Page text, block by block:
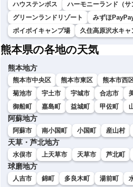
ハウステンボス ハーモニーランド（サ
グリーンランドリゾート
みずほ
ボイボイキャンプ場
久住高原沢水キャ
熊本県の各地の天気
熊本地方
熊本市中央区 熊本市東区 熊本市西
菊池市
宇土市 宇城市 合志市
御船町
嘉島町 益城町 甲佐町
阿蘇地方
阿蘇市 南小国町 小国町 産山村
天草・芦北地方
水俣市 上天草市 天草市 芦北町
球磨地方
人吉市 錦町 多良木町 湯前町